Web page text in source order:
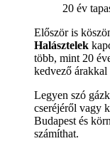
20 év
Először is
Halásztelek
több, mint 20
kedvező árakkal
Legyen szó
cseréjéről vagy
Budapest és
számíthat.